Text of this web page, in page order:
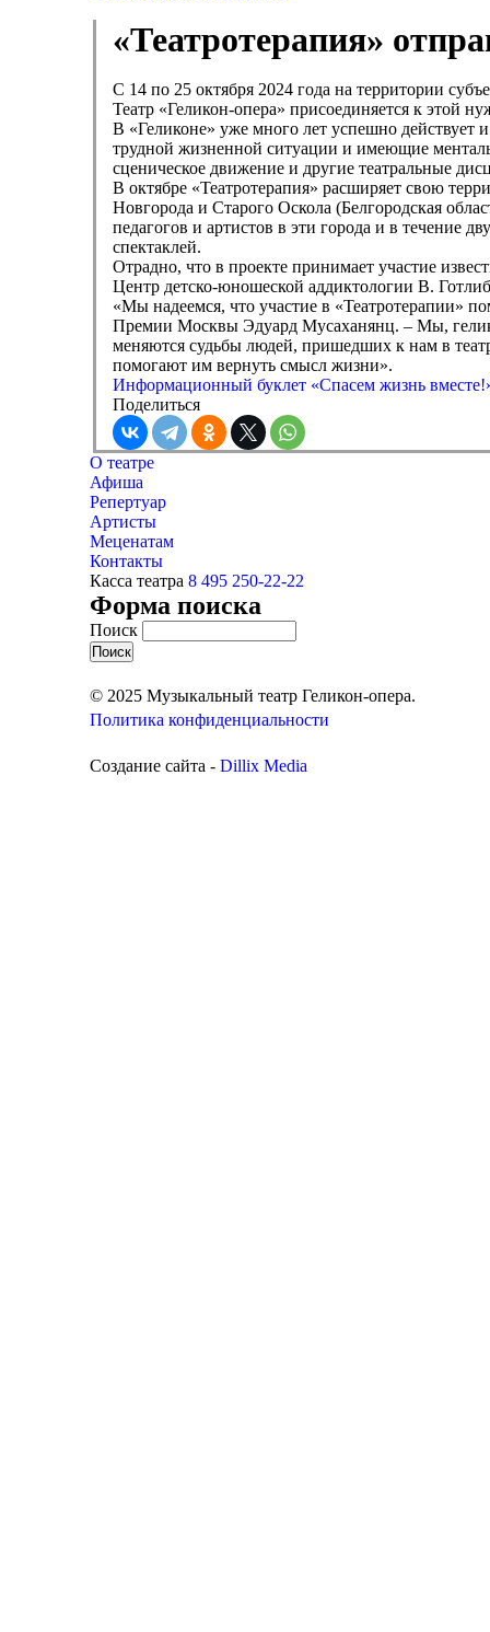
«Театротерапия»
С 14 по 25 октября 2024 года на территории
Театр «Геликон-опера» присоединяется к этой
В «Геликоне» уже много лет успешно действует
трудной жизненной ситуации и имеющие
сценическое движение и другие театральные
В октябре «Театротерапия» расширяет свою
Новгорода и Старого Оскола (Белгородская
педагогов и артистов в эти города и в течение
спектаклей.
Отрадно, что в проекте принимает участие
Центр детско-юношеской аддиктологии В.
«Мы надеемся, что участие в «Театротерапии»
Премии Москвы Эдуард Мусаханянц. – Мы,
меняются судьбы людей, пришедших к нам в
помогают им вернуть смысл жизни».
Информационный буклет «Спасем жизнь
Поделиться
О театре
Афиша
Репертуар
Артисты
Меценатам
Контакты
Касса театра 8 495 250-22-22
Форма поиска
Поиск
© 2025 Музыкальный театр Геликон-опера.
Политика конфиденциальности
Создание сайта - Dillix Media